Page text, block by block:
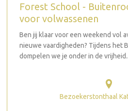
Forest School -
voor volwassenen
Ben jij klaar voor een weekend vol
nieuwe vaardigheden? Tijdens het
dompelen we je onder in de
Bezoekerstonthaal